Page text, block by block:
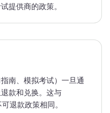
提供商的政策。
南、模拟考试）一旦通
款和兑换。这与
退款政策相同。